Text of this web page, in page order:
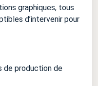
graphiques, tous
d’intervenir pour
de production de